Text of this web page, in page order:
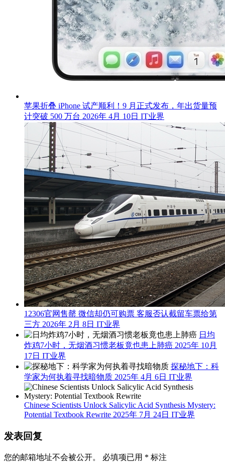
苹果折叠 iPhone 试产顺利！9 月正式发布，年出货量预
计突破 500 万台 2026年 4月 10日 IT业界
12306官网售罄 微信却仍可购票 客服否认截留车票给第
三方 2026年 2月 8日 IT业界
日均
炸鸡7小时，无烟酒习惯老板竟也患上肺癌 2025年 10月
17日 IT业界
探秘地下：科
学家为何执着寻找暗物质 2025年 4月 6日 IT业界
Chinese Scientists Unlock Salicylic Acid Synthesis Mystery:
Potential Textbook Rewrite 2025年 7月 24日 IT业界
发表回复
您的邮箱地址不会被公开。 必填项已用 * 标注